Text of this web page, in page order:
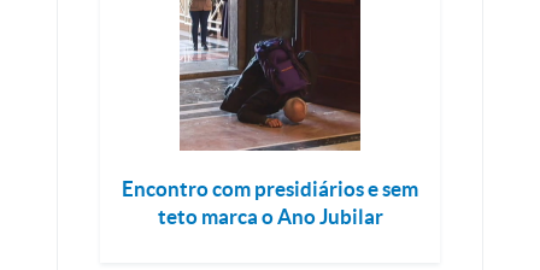
Encontro com presidiários e sem
teto marca o Ano Jubilar